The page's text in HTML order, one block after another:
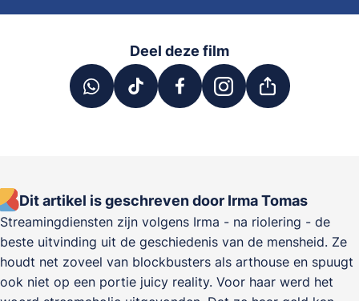
Deel deze film
Dit artikel is geschreven door Irma Tomas
Streamingdiensten zijn volgens Irma - na riolering - de
beste uitvinding uit de geschiedenis van de mensheid. Ze
houdt net zoveel van blockbusters als arthouse en spuugt
ook niet op een portie juicy reality. Voor haar werd het